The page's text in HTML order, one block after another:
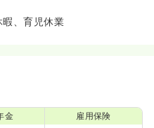
、育児休業
金 雇用保険